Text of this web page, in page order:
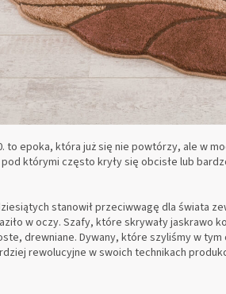
to epoka, która już się nie powtórzy, ale w
którymi często kryły się obcisłe lub
stanowił przeciwwagę dla świata
w oczy. Szafy, które skrywały jaskrawo
drewniane. Dywany, które szyliśmy w
rewolucyjne w swoich technikach